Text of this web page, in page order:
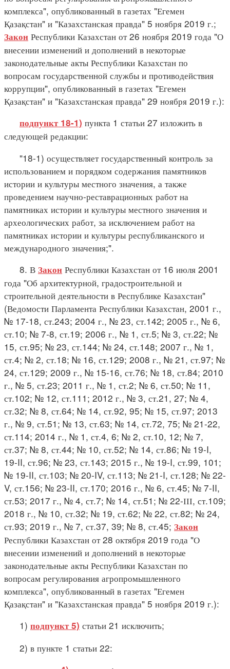
комплекса", опубликованный в газетах "Егемен
Қазақстан" и "Казахстанская правда" 5 ноября 2019 г.;
Закон Республики Казахстан от 26 ноября 2019 года "О
внесении изменений и дополнений в некоторые
законодательные акты Республики Казахстан по
вопросам государственной службы и противодействия
коррупции", опубликованный в газетах "Егемен
Қазақстан" и "Казахстанская правда" 29 ноября 2019 г.):
подпункт 18-1) пункта 1 статьи 27 изложить в
следующей редакции:
"18-1) осуществляет государственный контроль за
использованием и порядком содержания памятников
истории и культуры местного значения, а также
проведением научно-реставрационных работ на
памятниках истории и культуры местного значения и
археологических работ, за исключением работ на
памятниках истории и культуры республиканского и
международного значения;".
8. В Закон Республики Казахстан от 16 июля 2001
года "Об архитектурной, градостроительной и
строительной деятельности в Республике Казахстан"
(Ведомости Парламента Республики Казахстан, 2001 г.,
№ 17-18, ст.243; 2004 г., № 23, ст.142; 2005 г., № 6,
ст.10; № 7-8, ст.19; 2006 г., № 1, ст.5; № 3, ст.22; №
15, ст.95; № 23, ст.144; № 24, ст.148; 2007 г., № 1,
ст.4; № 2, ст.18; № 16, ст.129; 2008 г., № 21, ст.97; №
24, ст.129; 2009 г., № 15-16, ст.76; № 18, ст.84; 2010
г., № 5, ст.23; 2011 г., № 1, ст.2; № 6, ст.50; № 11,
ст.102; № 12, ст.111; 2012 г., № 3, ст.21, 27; № 4,
ст.32; № 8, ст.64; № 14, ст.92, 95; № 15, ст.97; 2013
г., № 9, ст.51; № 13, ст.63; № 14, ст.72, 75; № 21-22,
ст.114; 2014 г., № 1, ст.4, 6; № 2, ст.10, 12; № 7,
ст.37; № 8, ст.44; № 10, ст.52; № 14, ст.86; № 19-I,
19-II, ст.96; № 23, ст.143; 2015 г., № 19-I, ст.99, 101;
№ 19-II, ст.103; № 20-IV, ст.113; № 21-I, ст.128; № 22-
V, ст.156; № 23-II, ст.170; 2016 г., № 6, ст.45; № 7-II,
ст.53; 2017 г., № 4, ст.7; № 14, ст.51; № 22-ІІІ, ст.109;
2018 г., № 10, ст.32; № 19, ст.62; № 22, ст.82; № 24,
ст.93; 2019 г., № 7, ст.37, 39; № 8, ст.45; Закон
Республики Казахстан от 28 октября 2019 года "О
внесении изменений и дополнений в некоторые
законодательные акты Республики Казахстан по
вопросам регулирования агропромышленного
комплекса", опубликованный в газетах "Егемен
Қазақстан" и "Казахстанская правда" 5 ноября 2019 г.):
1) подпункт 5) статьи 21 исключить;
2) в пункте 1 статьи 22: